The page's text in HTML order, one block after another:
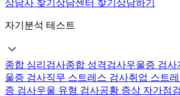
상담사 찾기 상담센터 찾기 상담하기
자기분석 테스트
종합 심리검사종합 성격검사우울증 검사
울증 검사직무 스트레스 검사취업 스트
증 검사우울 유형 검사공황 증상 자가점검